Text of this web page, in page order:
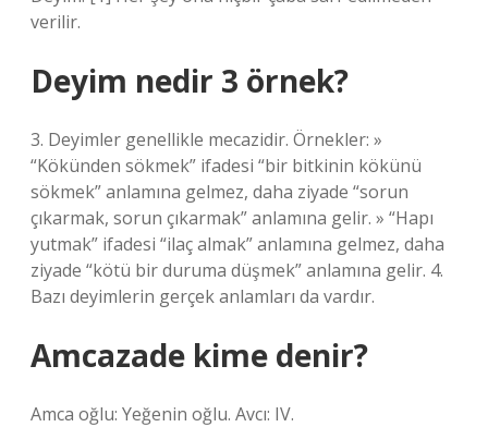
verilir.
Deyim nedir 3 örnek?
3. Deyimler genellikle mecazidir. Örnekler: »
“Kökünden sökmek” ifadesi “bir bitkinin kökünü
sökmek” anlamına gelmez, daha ziyade “sorun
çıkarmak, sorun çıkarmak” anlamına gelir. » “Hapı
yutmak” ifadesi “ilaç almak” anlamına gelmez, daha
ziyade “kötü bir duruma düşmek” anlamına gelir. 4.
Bazı deyimlerin gerçek anlamları da vardır.
Amcazade kime denir?
Amca oğlu: Yeğenin oğlu. Avcı: IV.